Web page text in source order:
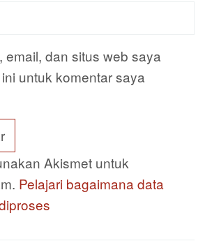
email, dan situs web saya
untuk komentar saya
Akismet untuk
Pelajari bagaimana data